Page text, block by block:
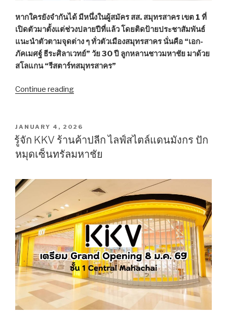
3
สมุทรสาคร”
หากใครยังจำกันได้ มีหนึ่งในผู้สมัคร สส. สมุทรสาคร เขต 1 ที่
เปิดตัวมาตั้งแต่ช่วงปลายปีที่แล้ว โดยติดป้ายประชาสัมพันธ์
แนะนำตัวตามจุดต่าง ๆ ทั่วตัวเมืองสมุทรสาคร นั่นคือ “เอก-
ภัคเมศฐ์ ธีระศิลาเวทย์” วัย 30 ปี ลูกหลานชาวมหาชัย มาด้วย
สโลแกน “รีสตาร์ทสมุทรสาคร”
Continue reading
สตาร์ท
สมุทรสาคร”
คุย
ภัค
เมศฐ์”
ผู้
สมัคร
สส.
เขต
1
ประชาธิปัตย์”
POSTED
ON
JANUARY 4, 2026
รู้จัก KKV ร้านค้าปลีก ไลฟ์สไตล์แดนมังกร ปัก
หมุดเซ็นทรัลมหาชัย